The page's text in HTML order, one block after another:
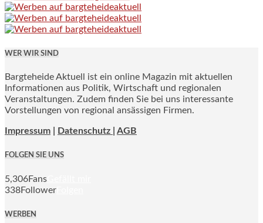
WER WIR SIND
Bargteheide Aktuell ist ein online Magazin mit aktuellen
Informationen aus Politik, Wirtschaft und regionalen
Veranstaltungen. Zudem finden Sie bei uns interessante
Vorstellungen von regional ansässigen Firmen.
Impressum Datenschutz | AGB
FOLGEN SIE UNS
5,306Fans
338Follower
WERBEN